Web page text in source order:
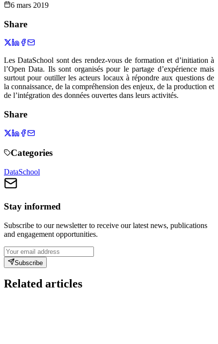
6 mars 2019
Share
Les DataSchool sont des rendez-vous de formation et d’initiation à
l’Open Data. Ils sont organisés pour le partage d’expérience mais
surtout pour outiller les acteurs locaux à répondre aux questions de
la connaissance, de la compréhension des enjeux, de la production et
de l’intégration des données ouvertes dans leurs activités.
Share
Categories
DataSchool
Stay informed
Subscribe to our newsletter to receive our latest news, publications
and engagement opportunities.
Subscribe
Related articles